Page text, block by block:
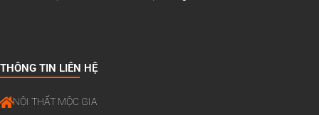
THÔNG TIN LIÊN HỆ
NỘI THẤT MỘC GIA